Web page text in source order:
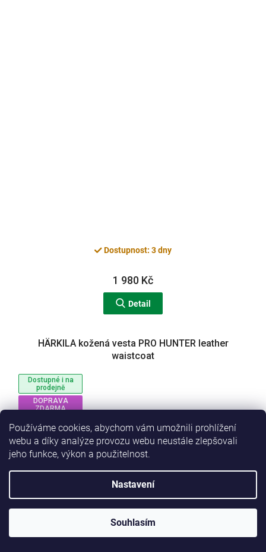
Používáme cookies, abychom vám umožnili prohlížení
webu a díky analýze provozu webu neustále zlepšovali
jeho funkce, výkon a použitelnost.
Nastavení
Souhlasím
Dostupnost: 3 dny
1 980 Kč
Detail
Dostupné i na
prodejně
DOPRAVA
ZDARMA
HÄRKILA kožená vesta PRO HUNTER leather
waistcoat